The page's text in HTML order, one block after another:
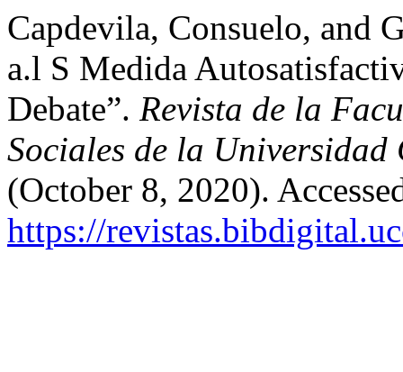
Capdevila, Consuelo, and
a.l S Medida
Debate”. Revista de la
Sociales de la
(October 8, 2020).
https://